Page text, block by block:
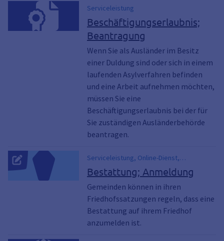
Serviceleistung
Beschäftigungserlaubnis;
Beantragung
Wenn Sie als Ausländer im Besitz
einer Duldung sind oder sich in einem
laufenden Asylverfahren befinden
und eine Arbeit aufnehmen möchten,
müssen Sie eine
Beschäftigungserlaubnis bei der für
Sie zuständigen Ausländerbehörde
beantragen.
Serviceleistung, Online-Dienst,
Beerdigung, Beisetzung, Todesfall
Bestattung; Anmeldung
Gemeinden können in ihren
Friedhofssatzungen regeln, dass eine
Bestattung auf ihrem Friedhof
anzumelden ist.